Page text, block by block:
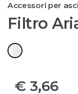
Accessori per
Filtro
€ 3,66